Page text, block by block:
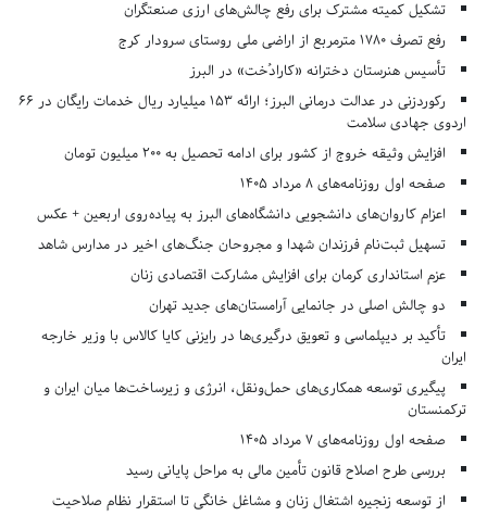
تشکیل کمیته مشترک برای رفع چالش‌های ارزی صنعتگران
رفع تصرف ۱۷۸۰ مترمربع از اراضی ملی روستای سرودار کرج
تأسیس هنرستان دخترانه «کارادُخت» در البرز
رکوردزنی در عدالت درمانی البرز؛ ارائه ۱۵۳ میلیارد ریال خدمات رایگان در ۶۶
اردوی جهادی سلامت
افزایش وثیقه خروج از کشور برای ادامه تحصیل به ۲۰۰ میلیون تومان
صفحه اول روزنامه‌های 8 مرداد 1405
اعزام کاروان‌های دانشجویی دانشگاه‌های البرز به پیاده‌روی اربعین + عکس
تسهیل ثبت‌نام فرزندان شهدا و مجروحان جنگ‌های اخیر در مدارس شاهد
عزم استانداری کرمان برای افزایش مشارکت اقتصادی زنان
دو چالش اصلی در جانمایی آرامستان‌های جدید تهران
تأکید بر دیپلماسی و تعویق درگیری‌ها در رایزنی کایا کالاس با وزیر خارجه
ایران
پیگیری توسعه همکاری‌های حمل‌ونقل، انرژی و زیرساخت‌ها میان ایران و
ترکمنستان
صفحه اول روزنامه‌های 7 مرداد 1405
بررسی طرح اصلاح قانون تأمین مالی به مراحل پایانی رسید
از توسعه زنجیره اشتغال زنان و مشاغل خانگی تا استقرار نظام صلاحیت